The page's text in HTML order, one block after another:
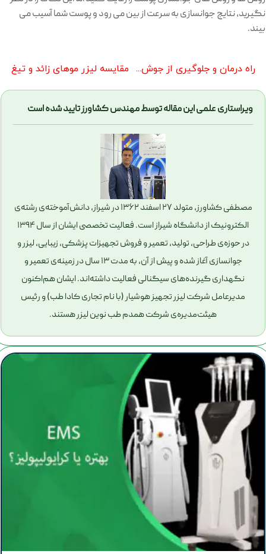
نگیرید، نتایج جوانسازی به سرعت از بین می رود و پوست شما آسیب می
بیند.
راه درمان و جلوگیری از جوش بعد از لیزر موهای زائد مقایسه لیزر موهای زائد و تیغ
ویراستاری علمی این مقاله توسط مهندس کشاورز تایید شده است
مصطفی کشاورز، متولد ۲۷ اسفند ۱۳۶۲ در شیراز، دانش‌آموخته‌ی رشته‌ی
الکترونیک از دانشگاه شیراز است. فعالیت تخصصی ایشان از سال ۱۳۹۴
در حوزه‌ی طراحی، تولید، تعمیر و فروش تجهیزات پزشکی، زیبایی، لیزر و
جوانسازی آغاز شده و پیش از آن، به مدت ۱۳ سال در زمینه‌ی تعمیر و
نگهداری گیرنده‌های سیگنالی فعالیت داشته‌اند. ایشان هم‌اکنون
مدیرعامل شرکت لیزر تجهیز هوشیار (با نام تجاری کادا طب) و رئیس
هیئت‌مدیره‌ی شرکت همدم طب نوین لیزر هستند.